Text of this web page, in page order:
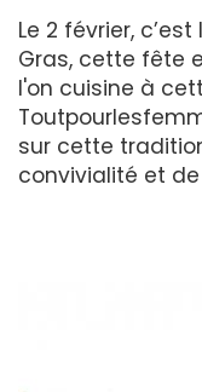
Le 2 février,
Gras, cette fête
l'on cuisine à
sur cette
convivialité et